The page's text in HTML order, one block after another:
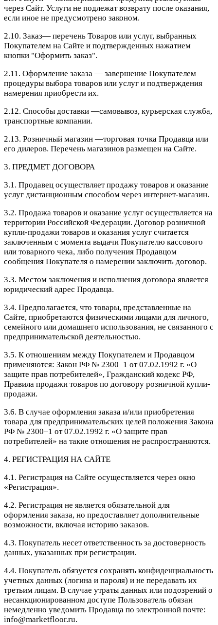
через Сайт. Услуги не подлежат возврату после оказания,
если иное не предусмотрено законом.
2.10. Заказ— перечень Товаров или услуг, выбранных
Покупателем на Сайте и подтвержденных нажатием
кнопки "Оформить заказ".
2.11. Оформление заказа — завершение Покупателем
процедуры выбора товаров или услуг и подтверждения
намерения приобрести их.
2.12. Способы доставки —самовывоз, курьерская служба,
транспортные компании.
2.13. Розничный магазин —торговая точка Продавца или
его дилеров. Перечень магазинов размещен на Сайте.
3. ПРЕДМЕТ ДОГОВОРА
3.1. Продавец осуществляет продажу товаров и оказание
услуг дистанционным способом через интернет-магазин.
3.2. Продажа товаров и оказание услуг осуществляется на
территории Российской Федерации. Договор розничной
купли-продажи товаров и оказания услуг считается
заключенным с момента выдачи Покупателю кассового
или товарного чека, либо получения Продавцом
сообщения Покупателя о намерении заключить договор.
3.3. Местом заключения и исполнения договора является
юридический адрес Продавца.
3.4. Предполагается, что товары, представленные на
Сайте, приобретаются физическими лицами для личного,
семейного или домашнего использования, не связанного с
предпринимательской деятельностью.
3.5. К отношениям между Покупателем и Продавцом
применяются: Закон РФ № 2300–1 от 07.02.1992 г. «О
защите прав потребителей», Гражданский кодекс РФ,
Правила продажи товаров по договору розничной купли-
продажи.
3.6. В случае оформления заказа и/или приобретения
товара для предпринимательских целей положения Закона
РФ № 2300–1 от 07.02.1992 г. «О защите прав
потребителей» на такие отношения не распространяются.
4. РЕГИСТРАЦИЯ НА САЙТЕ
4.1. Регистрация на Сайте осуществляется через окно
«Регистрация».
4.2. Регистрация не является обязательной для
оформления заказа, но предоставляет дополнительные
возможности, включая историю заказов.
4.3. Покупатель несет ответственность за достоверность
данных, указанных при регистрации.
4.4. Покупатель обязуется сохранять конфиденциальность
учетных данных (логина и пароля) и не передавать их
третьим лицам. В случае утраты данных или подозрений о
несанкционированном доступе Пользователь обязан
немедленно уведомить Продавца по электронной почте:
info@marketfloor.ru.